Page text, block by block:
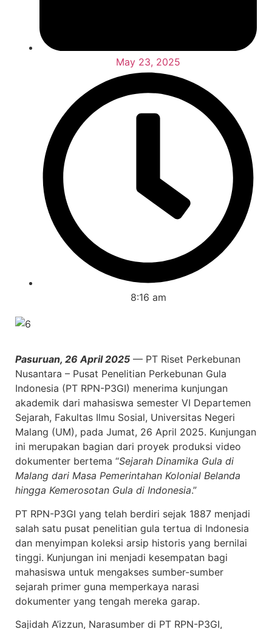
May 23, 2025
8:16 am
Pasuruan, 26 April 2025 — PT Riset Perkebunan
Nusantara – Pusat Penelitian Perkebunan Gula
Indonesia (PT RPN-P3GI) menerima kunjungan
akademik dari mahasiswa semester VI Departemen
Sejarah, Fakultas Ilmu Sosial, Universitas Negeri
Malang (UM), pada Jumat, 26 April 2025. Kunjungan
ini merupakan bagian dari proyek produksi video
dokumenter bertema “Sejarah Dinamika Gula di
Malang dari Masa Pemerintahan Kolonial Belanda
hingga Kemerosotan Gula di Indonesia.”
PT RPN-P3GI yang telah berdiri sejak 1887 menjadi
salah satu pusat penelitian gula tertua di Indonesia
dan menyimpan koleksi arsip historis yang bernilai
tinggi. Kunjungan ini menjadi kesempatan bagi
mahasiswa untuk mengakses sumber-sumber
sejarah primer guna memperkaya narasi
dokumenter yang tengah mereka garap.
Sajidah A’izzun, Narasumber di PT RPN-P3GI,